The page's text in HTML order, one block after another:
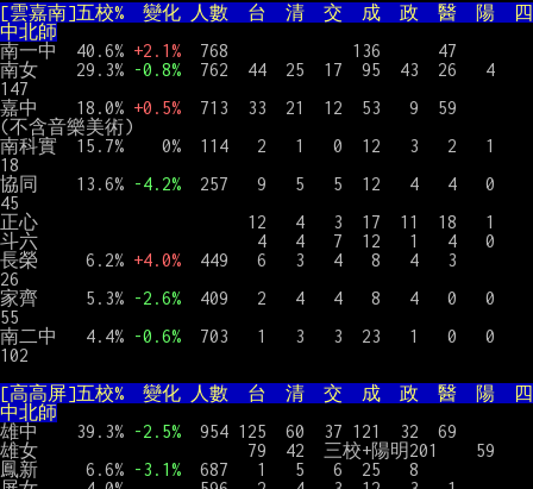
[雲嘉南]五校%  變化 人數  台  清  交  成  政  醫  陽  四
中北師
南一中  40.6% +2.1%
  768             136      47
南女    29.3% -0.8%
  762  44  25  17  95  43  26   4
147
嘉中    18.0% +0.5%
  713  33  21  12  53   9  59
(不含音樂美術)
南科實  15.7%    0%  114   2   1   0  12   3   2   1
18
協同    13.6% -4.2%
  257   9   5   5  12   4   4   0
45
正心                      12   4   3  17  11  18   1
斗六                       4   4   7  12   1   4   0
長榮     6.2% +4.0%
  449   6   3   4   8   4   3
26
家齊     5.3% -2.6%
  409   2   4   4   8   4   0   0
55
南二中   4.4% -0.6%
  703   1   3   3  23   1   0   0
102
[高高屏]五校%  變化 人數  台  清  交  成  政  醫  陽  四
中北師
雄中    39.3% -2.5%
  954 125  60  37 121  32  69
雄女                      79  42  三校+陽明201    59
鳳新     6.6% -3.1%
  687   1   5   6  25   8